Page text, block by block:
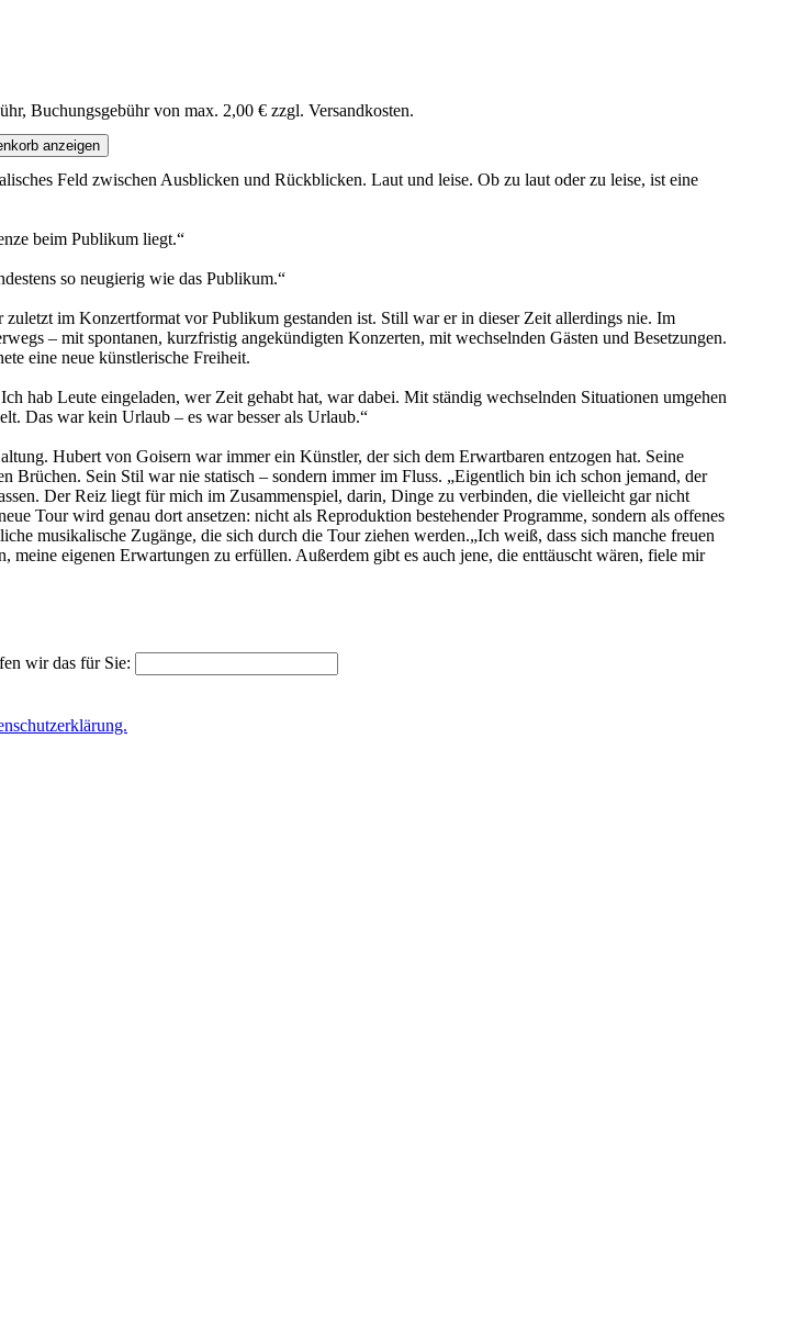
Buchungsgebühr von max. 2,00 € zzgl. Versandkosten.
anzeigen
Feld zwischen Ausblicken und Rückblicken. Laut und leise. Ob zu laut oder zu leise, ist eine
beim Publikum liegt.“
so neugierig wie das Publikum.“
im Konzertformat vor Publikum gestanden ist. Still war er in dieser Zeit allerdings nie. Im
– mit spontanen, kurzfristig angekündigten Konzerten, mit wechselnden Gästen und Besetzungen.
eine neue künstlerische Freiheit.
hab Leute eingeladen, wer Zeit gehabt hat, war dabei. Mit ständig wechselnden Situationen umgehen
Das war kein Urlaub – es war besser als Urlaub.“
Hubert von Goisern war immer ein Künstler, der sich dem Erwartbaren entzogen hat. Seine
Sein Stil war nie statisch – sondern immer im Fluss. „Eigentlich bin ich schon jemand, der
Der Reiz liegt für mich im Zusammenspiel, darin, Dinge zu verbinden, die vielleicht gar nicht
Tour wird genau dort ansetzen: nicht als Reproduktion bestehender Programme, sondern als offenes
musikalische Zugänge, die sich durch die Tour ziehen werden.„Ich weiß, dass sich manche freuen
eigenen Erwartungen zu erfüllen. Außerdem gibt es auch jene, die enttäuscht wären, fiele mir
wir das für Sie: